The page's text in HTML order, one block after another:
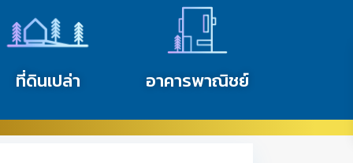
ที่ดินเปล่า อาคารพาณิชย์